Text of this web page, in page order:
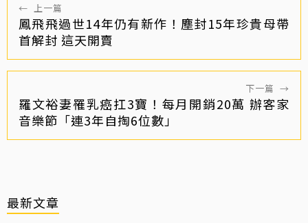
← 上一篇
鳳飛飛過世14年仍有新作！塵封15年珍貴母帶
首解封 這天開賣
下一篇 →
羅文裕妻罹乳癌扛3寶！每月開銷20萬 辦客家
音樂節「連3年自掏6位數」
最新文章